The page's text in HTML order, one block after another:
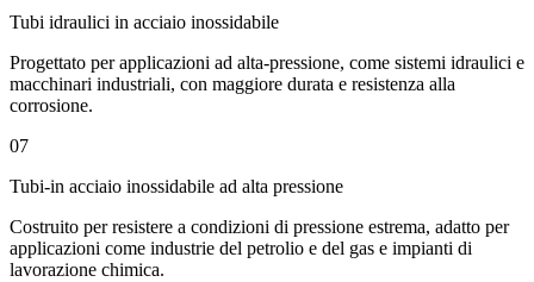
Tubi idraulici in acciaio inossidabile
Progettato per applicazioni ad alta-pressione, come sistemi idraulici e
macchinari industriali, con maggiore durata e resistenza alla
corrosione.
07
Tubi-in acciaio inossidabile ad alta pressione
Costruito per resistere a condizioni di pressione estrema, adatto per
applicazioni come industrie del petrolio e del gas e impianti di
lavorazione chimica.